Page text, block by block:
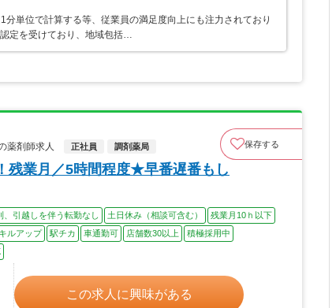
単位で計算する等、従業員の満足度向上にも注力されており
定を受けており、地域包括…
薬剤師求人
正社員 調剤薬局 保存する
残業月／5時間程度★早番遅番もし
、引越しを伴う転勤なし 土日休み（相談可含む）
残業月10ｈ以下
ルアップ 駅チカ 車通勤可 店舗数30以上
積極採用中
この求人に興味がある